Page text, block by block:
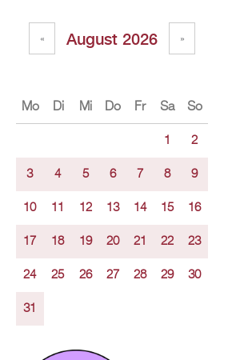
Au­gust 2026
« »
Mo Di Mi Do Fr Sa So
1 2
3 4 5 6 7 8 9
10 11 12 13 14 15 16
17 18 19 20 21 22 23
24 25 26 27 28 29 30
31